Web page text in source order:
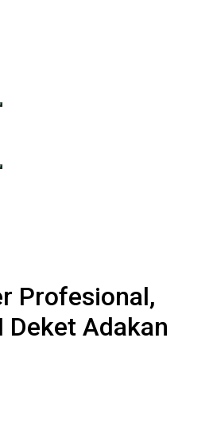
Profesional,
Deket Adakan